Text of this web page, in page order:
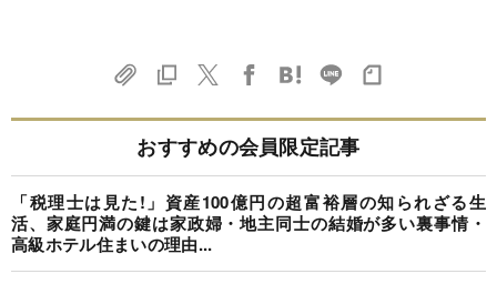
おすすめの会員限定記事
「税理士は見た!」資産100億円の超富裕層の知られざる生
活、家庭円満の鍵は家政婦・地主同士の結婚が多い裏事情・
高級ホテル住まいの理由...